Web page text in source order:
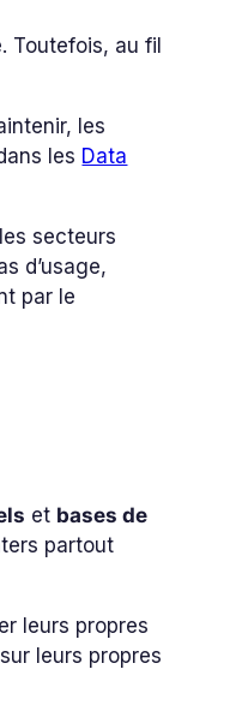
Toutefois, au fil
les
les Data
secteurs
d’usage,
par le
et bases de
partout
leurs propres
sur leurs propres